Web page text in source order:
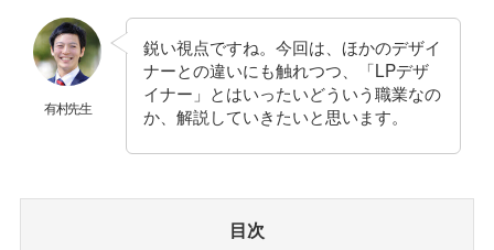
有村先生
鋭い視点ですね。今回は、ほかのデザイ
ナーとの違いにも触れつつ、「LPデザ
イナー」とはいったいどういう職業なの
か、解説していきたいと思います。
目次